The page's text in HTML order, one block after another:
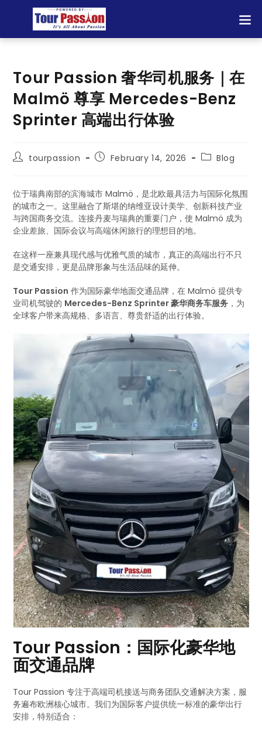
Tour Passion 奢华司机服务｜在
Malmö 尊享 Mercedes-Benz
Sprinter 高端出行体验
tourpassion February 14, 2026 Blog
位于瑞典南部的滨海城市 Malmö，是北欧最具活力与国际化氛围
的城市之一。这里融合了斯堪的纳维亚设计美学、创新科技产业
与跨国商务交流。连接丹麦与瑞典的重要门户，使 Malmö 成为
企业差旅、国际会议与高端休闲旅行的理想目的地。
在这样一座兼具现代感与优雅气质的城市，真正的高端出行不只
是交通安排，更是品牌形象与生活品味的延伸。
Tour Passion 作为国际豪华地面交通品牌，在 Malmö 提供专
业司机驾驶的 Mercedes-Benz Sprinter 豪华商务车服务 ，为
全球客户带来高规格、多语言、尊贵舒适的出行体验。
Tour Passion：国际化豪华地
面交通品牌
Tour Passion 专注于高端司机接送与商务团队交通解决方案，服
务遍布欧洲核心城市。我们为国际客户提供统一标准的豪华出行
安排，特别适合：